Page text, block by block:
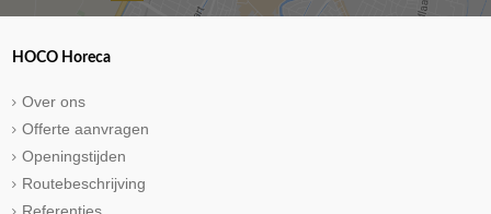
HOCO Horeca
Over ons
Offerte aanvragen
Openingstijden
Routebeschrijving
Referenties